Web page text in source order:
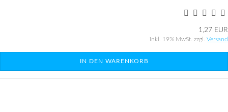
1,27 EUR
inkl. 19% MwSt. zzgl. Versand
IN DEN WARENKORB